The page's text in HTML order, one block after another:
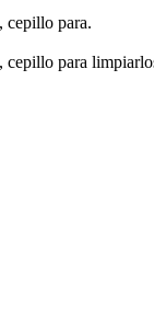
cepillo para.
para